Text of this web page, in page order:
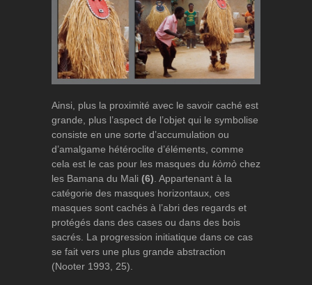
Ainsi, plus la proximité avec le savoir caché est
grande, plus l’aspect de l’objet qui le symbolise
consiste en une sorte d’accumulation ou
d’amalgame hétéroclite d’éléments, comme
cela est le cas pour les masques du kòmò chez
les Bamana du Mali (6). Appartenant à la
catégorie des masques horizontaux, ces
masques sont cachés à l’abri des regards et
protégés dans des cases ou dans des bois
sacrés. La progression initiatique dans ce cas
se fait vers une plus grande abstraction
(Nooter 1993, 25).